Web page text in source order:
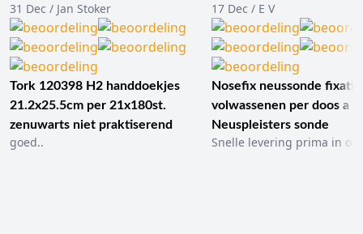
31 Dec / Jan Stoker
Tork 120398 H2 handdoekjes
21.2x25.5cm per 21x180st.
zenuwarts niet praktiserend
goed..
17 Dec / E V
Nosefix neussonde
volwassenen per doos a
Neuspleisters sonde
Snelle levering prima in